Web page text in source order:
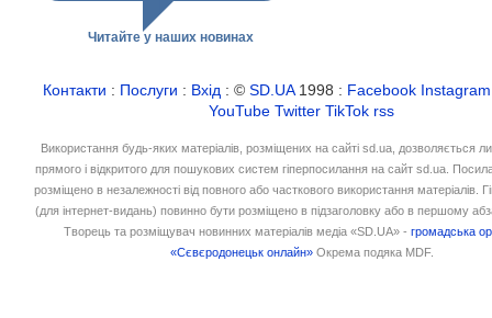
Читайте у наших новинах
Контакти : Послуги : Вхід : ©SD.UA1998 : Facebook Instagram
YouTube Twitter TikTok rss
Використання будь-яких матеріалів, розміщених на сайті sd.ua, дозволяється
прямого і відкритого для пошукових систем гіперпосилання на сайт sd.ua.
розміщено в незалежності від повного або часткового використання матеріалів.
(для інтернет-видань) повинно бути розміщено в підзаголовку або в першому
Творець та розміщувач новинних матеріалів медіа «SD.UA» -громадська
«Сєвєродонецьк онлайн» Окрема подяка MDF.